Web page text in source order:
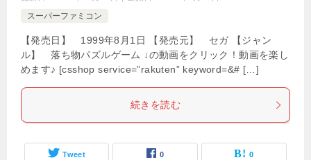
スーパーファミコン
【発売日】 1999年8月1日 【発売元】 セガ 【ジャン
ル】 落ち物パズルゲーム ↓の動画をクリック！動画を楽し
めます♪ [csshop service=”rakuten” keyword=&# […]
続きを読む
Tweet 0 0